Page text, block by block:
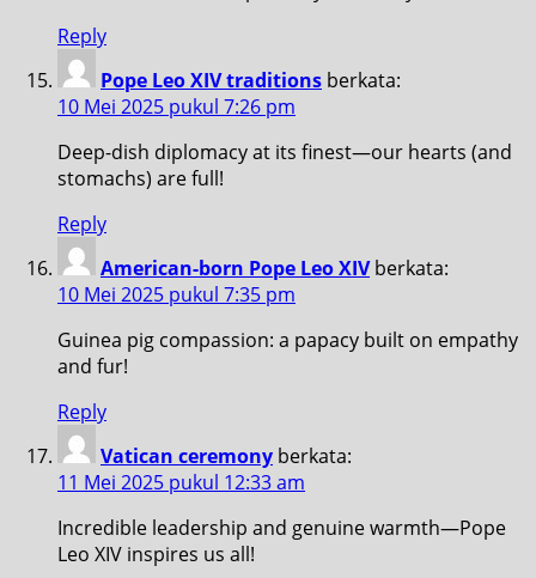
Reply
Pope Leo XIV traditions berkata:
10 Mei 2025 pukul 7:26 pm
Deep-dish diplomacy at its finest—our hearts (and
stomachs) are full!
Reply
American-born Pope Leo XIV berkata:
10 Mei 2025 pukul 7:35 pm
Guinea pig compassion: a papacy built on empathy
and fur!
Reply
Vatican ceremony berkata:
11 Mei 2025 pukul 12:33 am
Incredible leadership and genuine warmth—Pope
Leo XIV inspires us all!